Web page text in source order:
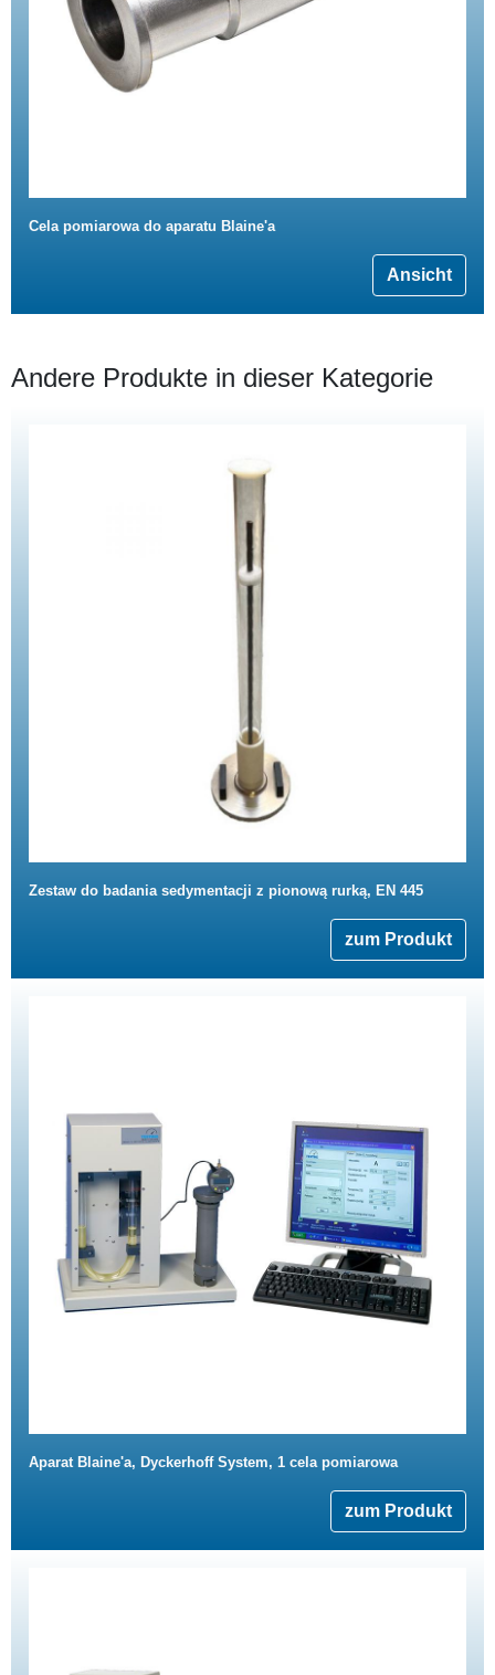
Cela pomiarowa do aparatu Blaine'a
Ansicht
Andere Produkte in dieser Kategorie
Zestaw do badania sedymentacji z pionową rurką, EN 445
zum Produkt
Aparat Blaine'a, Dyckerhoff System, 1 cela pomiarowa
zum Produkt